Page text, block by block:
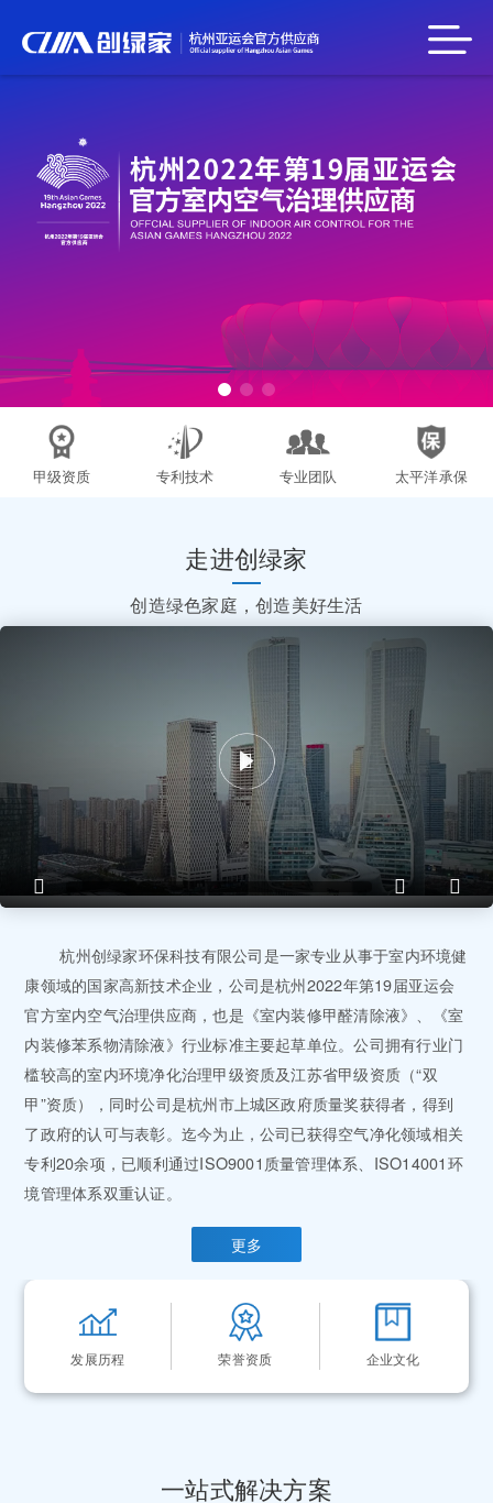
甲级资质 专利技术 专业团队 太平洋承保
走进创绿家
创造绿色家庭，创造美好生活
杭州创绿家环保科技有限公司是一家专业从事于室内环境健
康领域的国家高新技术企业，公司是杭州2022年第19届亚运会
官方室内空气治理供应商，也是《室内装修甲醛清除液》、《室
内装修苯系物清除液》行业标准主要起草单位。公司拥有行业门
槛较高的室内环境净化治理甲级资质及江苏省甲级资质（“双
甲”资质），同时公司是杭州市上城区政府质量奖获得者，得到
了政府的认可与表彰。迄今为止，公司已获得空气净化领域相关
专利20余项，已顺利通过ISO9001质量管理体系、ISO14001环
境管理体系双重认证。
更多
发展历程 荣誉资质 企业文化
一站式解决方案